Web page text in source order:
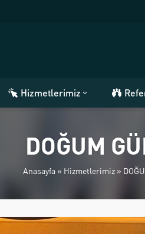
Hizmetlerimiz
DOĞUM
Anasayfa » Hizmetlerimiz »